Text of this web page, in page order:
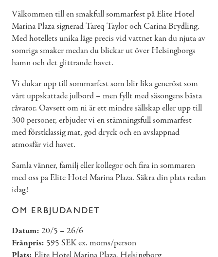
Välkommen till en smakfull sommarfest på Elite Hotel
Marina Plaza signerad Tareq Taylor och Carina Brydling.
Med hotellets unika läge precis vid vattnet kan du njuta av
somriga smaker medan du blickar ut över Helsingborgs
hamn och det glittrande havet.
Vi dukar upp till sommarfest som blir lika generöst som
vårt uppskattade julbord – men fyllt med säsongens bästa
råvaror. Oavsett om ni är ett mindre sällskap eller upp till
300 personer, erbjuder vi en stämningsfull sommarfest
med förstklassig mat, god dryck och en avslappnad
atmosfär vid havet.
Samla vänner, familj eller kollegor och fira in sommaren
med oss på Elite Hotel Marina Plaza. Säkra din plats redan
idag!
OM ERBJUDANDET
Datum: 20/5 – 26/6
Frånpris: 595 SEK ex. moms/person